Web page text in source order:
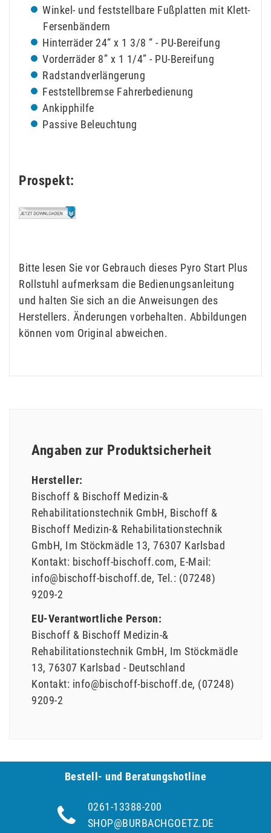
Winkel- und feststellbare Fußplatten mit Klett-
Fersenbändern
Hinterräder 24“ x 1 3/8 “ - PU-Bereifung
Vorderräder 8” x 1 1/4” - PU-Bereifung
Radstandverlängerung
Feststellbremse Fahrerbedienung
Ankipphilfe
Passive Beleuchtung
Prospekt:
Bitte lesen Sie vor Gebrauch dieses Pyro Start Plus
Rollstuhl aufmerksam die Bedienungsanleitung
und halten Sie sich an die Anweisungen des
Herstellers. Änderungen vorbehalten. Abbildungen
können vom Original abweichen.
Angaben zur Produktsicherheit
Hersteller:
Bischoff & Bischoff Medizin-&
Rehabilitationstechnik GmbH Bischoff &
Bischoff Medizin-& Rehabilitationstechnik
GmbH Im Stöckmädle 13 76307 Karlsbad
Kontakt: bischoff-bischoff.com E-Mail:
info@bischoff-bischoff.de Tel.: (07248)
9209-2
EU-Verantwortliche Person:
Bischoff & Bischoff Medizin-&
Rehabilitationstechnik GmbH Im Stöckmädle
13 76307 Karlsbad
Deutschland
Kontakt: info@bischoff-bischoff.de (07248)
9209-2
Bestell- und Be­ra­tungs­hot­line
0261-13388-200
SHOP@BURBACHGOETZ.DE